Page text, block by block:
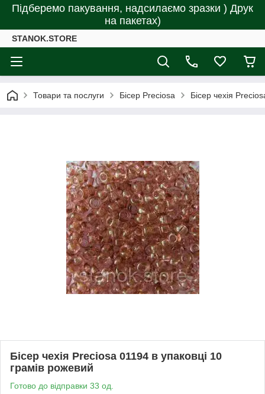
Підберемо пакування, надсилаємо зразки ) Друк
на пакетах)
STANOK.STORE
Товари та послуги Бісер Preciosa Бісер чехія
Бісер чехія Preciosa 01194 в упаковці 10
грамів рожевий
Готово до відправки 33 од.